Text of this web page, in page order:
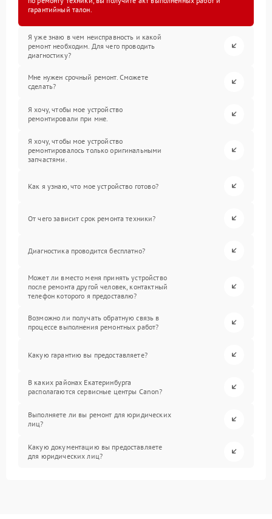
гарантийный талон.
Я уже знаю в чем неисправность и какой
ремонт необходим. Для чего проводить
диагностику?
Мне нужен срочный ремонт. Сможете
сделать?
Я хочу, чтобы мое устройство
ремонтировали при мне.
Я хочу, чтобы мое устройство
ремонтировалось только оригинальными
запчастями.
Как я узнаю, что мое устройство готово?
От чего зависит срок ремонта техники?
Диагностика проводится бесплатно?
Может ли вместо меня принять устройство
после ремонта другой человек, контактный
телефон которого я предоставлю?
Возможно ли получать обратную связь в
процессе выполнения ремонтных работ?
Какую гарантию вы предоставляете?
В каких районах Екатеринбурга
располагаются сервисные центры Canon?
Выполняете ли вы ремонт для юридических
лиц?
Какую документацию вы предоставляете
для юридических лиц?